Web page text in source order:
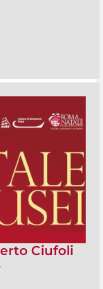
Ciufoli